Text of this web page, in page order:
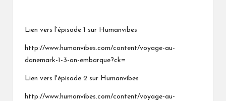
Lien vers l'épisode 1 sur Humanvibes
http://www.humanvibes.com/content/voyage-au-
danemark-1-3-on-embarque?ck=
Lien vers l'épisode 2 sur Humanvibes
http://www.humanvibes.com/content/voyage-au-